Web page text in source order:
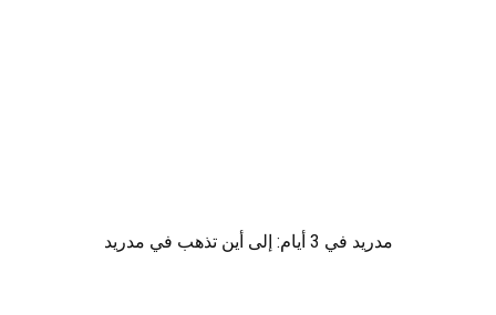
مدريد في 3 أيام: إلى أين تذهب في مدريد